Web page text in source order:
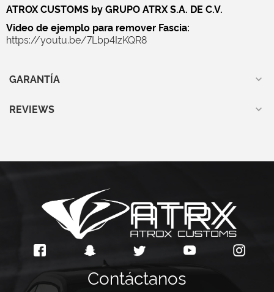
ATROX CUSTOMS by GRUPO ATRX S.A. DE C.V.
Video de ejemplo para remover Fascia:
https://youtu.be/7Lbp4IzKQR8
GARANTÍA
REVIEWS
Contáctanos